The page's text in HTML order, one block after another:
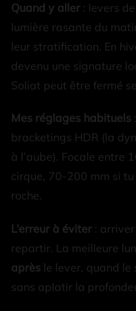
Quand y aller : levers
lumière rasante du
leur stratification. En
devenu une signature
Soliat peut être fermé
Mes réglages habituels
bracketings HDR (la
à l’aube). Focale entre
cirque, 70-200 mm si
roche.
L’erreur à éviter :
repartir. La meilleure
après le lever, quand le
sans aplatir la